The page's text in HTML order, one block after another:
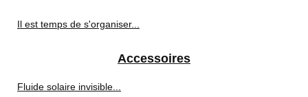
Il est temps de s'organiser...
Accessoires
Fluide solaire invisible...